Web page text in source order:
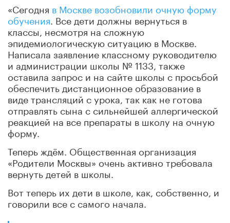
«Сегодня в Москве возобновили очную форму
обучения . Все дети должны вернуться в
классы, несмотря на сложную
эпидемиологическую ситуацию в Москве.
Написала заявление классному руководителю
и администрации школы № 1133, также
оставила запрос и на сайте школы с просьбой
обеспечить дистанционное образование в
виде трансляций с урока, так как не готова
отправлять сына с сильнейшей аллергической
реакцией на все препараты в школу на очную
форму.
Теперь ждём. Общественная организация
«Родители Москвы» очень активно требовала
вернуть детей в школы.
Вот теперь их дети в школе, как, собственно, и
говорили все с самого начала.